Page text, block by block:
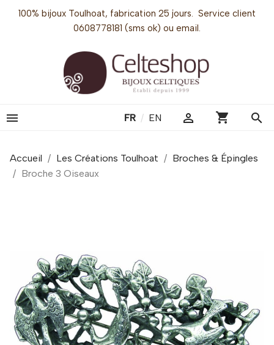
100% bijoux Toulhoat, fabrication 25 jours. Service client
0608778181 (sms ok) ou email.
 FR / EN  shopping_cart search
Accueil Les Créations Toulhoat
Broches & Épingles
Broche 3 Oiseaux